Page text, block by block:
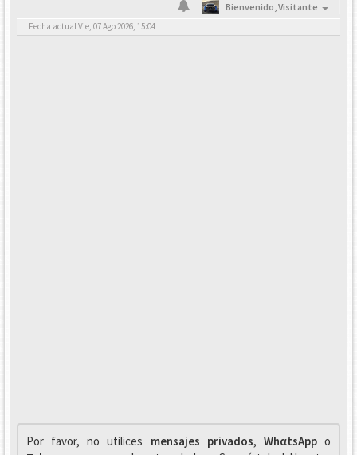
Bienvenido,Visitante
Fecha actual Vie, 07 Ago 2026, 15:04
Por favor, no utilices mensajes privados, WhαtsAppo